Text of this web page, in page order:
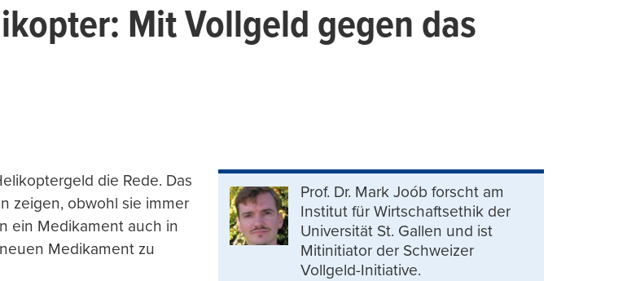
Mit Vollgeld gegen das
die Rede. Das
zeigen, obwohl sie immer
ein Medikament auch in
Medikament zu
Prof. Dr. Mark Joób forscht am
Institut für Wirtschaftsethik der
Universität St. Gallen und ist
Mitinitiator der Schweizer
Vollgeld-Initiative.